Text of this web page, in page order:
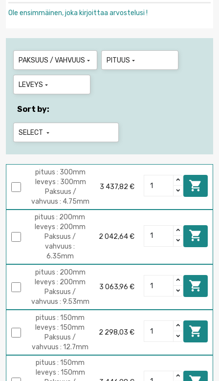
Ole ensimmäinen, joka kirjoittaa arvostelusi !
PAKSUUS / VAHVUUS  PITUUS 
LEVEYS 
Sort by:
SELECT 
pituus : 300mm
leveys : 300mm
Paksuus /
vahvuus : 4.75mm
3 437,82 € 
pituus : 200mm
leveys : 200mm
Paksuus /
vahvuus :
6.35mm
2 042,64 € 
pituus : 200mm
leveys : 200mm
Paksuus /
vahvuus : 9.53mm
3 063,96 € 
pituus : 150mm
leveys : 150mm
Paksuus /
vahvuus : 12.7mm
2 298,03 € 
pituus : 150mm
leveys : 150mm